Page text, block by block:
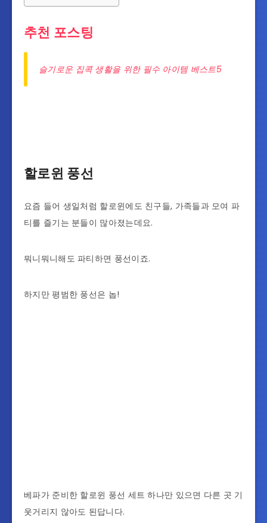
추천 포스팅
슬기로운 집콕 생활을 위한 필수 아이템 베스트5
할로윈 풍선
요즘 들어 생일처럼 할로윈에도 친구들, 가족들과 모여 파
티를 즐기는 분들이 많아졌는데요.
뭐니뭐니해도 파티하면 풍선이죠.
하지만 평범한 풍선은 놉!
베파가 준비한 할로윈 풍선 세트 하나만 있으면 다른 곳 기
웃거리지 않아도 된답니다.